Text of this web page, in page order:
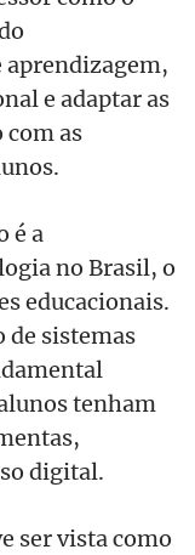
aprendizagem,
e adaptar as
com as
é a
no Brasil, o
educacionais.
de sistemas
tenham
digital.
ser vista como